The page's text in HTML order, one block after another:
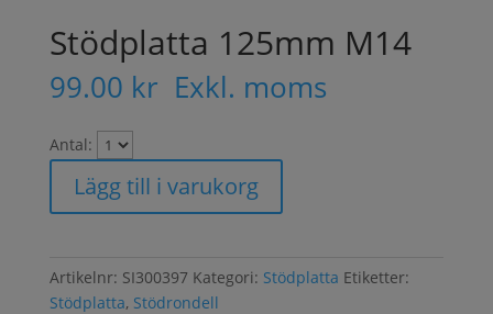
Stödplatta 125mm M14
99.00 kr Exkl. moms
Antal:
Lägg till i varukorg
Artikelnr: SI300397 Kategori: Stödplatta Etiketter:
Stödplatta, Stödrondell